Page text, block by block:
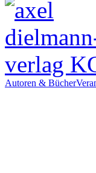
Autoren & Bücher